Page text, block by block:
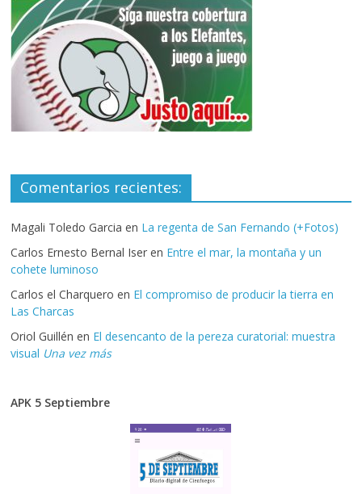
Comentarios recientes:
Magali Toledo Garcia en La regenta de San Fernando (+Fotos)
Carlos Ernesto Bernal Iser en Entre el mar, la montaña y un
cohete luminoso
Carlos el Charquero en El compromiso de producir la tierra en
Las Charcas
Oriol Guillén en El desencanto de la pereza curatorial: muestra
visual Una vez más
APK 5 Septiembre